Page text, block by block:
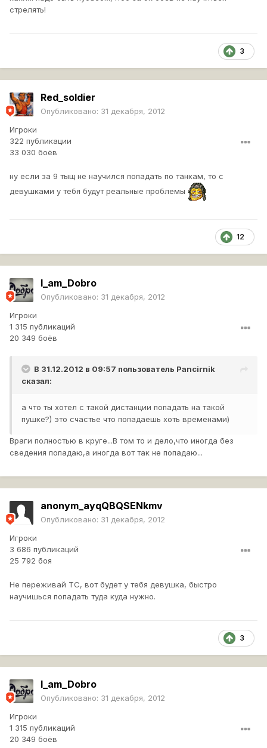
стрелять!
3
Red_soldier
Опубликовано: 31 декабря, 2012
Игроки
322 публикации
33 030 боёв
ну если за 9 тыщ не научился попадать по танкам, то с
девушками у тебя будут реальные проблемы
12
I_am_Dobro
Опубликовано: 31 декабря, 2012
Игроки
1 315 публикаций
20 349 боёв
В 31.12.2012 в 09:57 пользователь Pancirnik
сказал:
а что ты хотел с такой дистанции попадать на такой
пушке?) это счастье что попадаешь хоть временами)
Враги полностью в круге...В том то и дело,что иногда без
сведения попадаю,а иногда вот так не попадаю...
anonym_ayqQBQSENkmv
Опубликовано: 31 декабря, 2012
Игроки
3 686 публикаций
25 792 боя
Не переживай ТС, вот будет у тебя девушка, быстро
научишься попадать туда куда нужно.
3
I_am_Dobro
Опубликовано: 31 декабря, 2012
Игроки
1 315 публикаций
20 349 боёв